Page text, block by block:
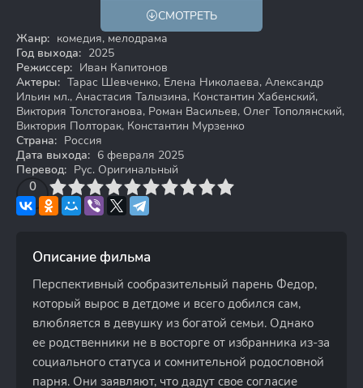
СМОТРЕТЬ
Жанр: комедия, мелодрама
Год выхода: 2025
Режиссер: Иван Капитонов
Актеры: Тарас Шевченко, Елена Николаева, Александр
Ильин мл., Анастасия Талызина, Константин Хабенский,
Виктория Толстоганова, Роман Васильев, Олег Тополянский,
Виктория Полторак, Константин Мурзенко
Страна: Россия
Дата выхода: 6 февраля 2025
Перевод: Рус. Оригинальный
0
4 6 7 8 9 10
Описание фильма
Перспективный сообразительный парень Федор,
который вырос в детдоме и всего добился сам,
влюбляется в девушку из богатой семьи. Однако
ее родственники не в восторге от избранника из-за
социального статуса и сомнительной родословной
парня. Они заявляют, что дадут свое согласие